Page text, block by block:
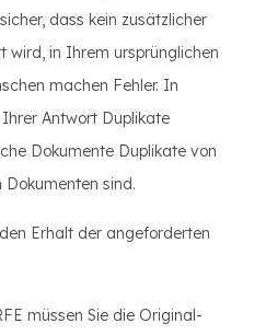
dass kein zusätzlicher
wird, in Ihrem ursprünglichen
machen Fehler. In
Antwort Duplikate
Dokumente Duplikate von
sind.
Erhalt der angeforderten
müssen Sie die Original-